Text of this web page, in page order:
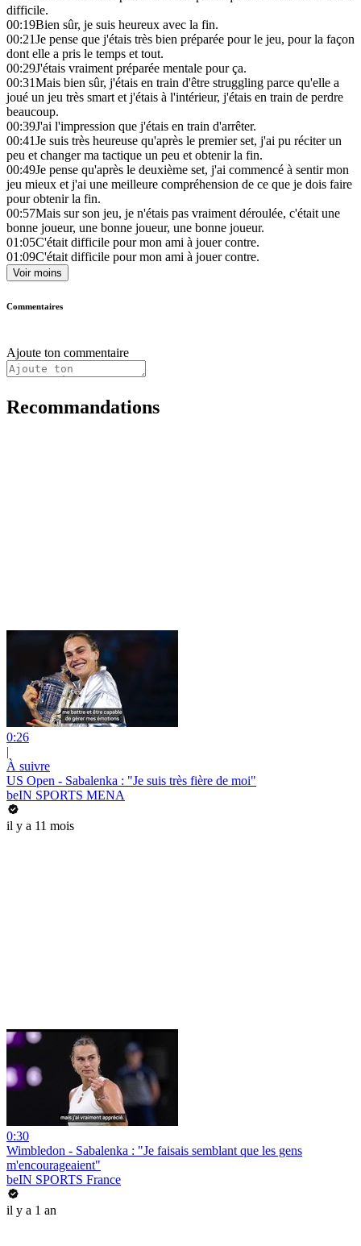
difficile.
00:19Bien sûr, je suis heureux avec la fin.
00:21Je pense que j'étais très bien préparée pour le jeu, pour la façon
dont elle a pris le temps et tout.
00:29J'étais vraiment préparée mentale pour ça.
00:31Mais bien sûr, j'étais en train d'être struggling parce qu'elle a
joué un jeu très smart et j'étais à l'intérieur, j'étais en train de perdre
beaucoup.
00:39J'ai l'impression que j'étais en train d'arrêter.
00:41Je suis très heureuse qu'après le premier set, j'ai pu réciter un
peu et changer ma tactique un peu et obtenir la fin.
00:49Je pense qu'après le deuxième set, j'ai commencé à sentir mon
jeu mieux et j'ai une meilleure compréhension de ce que je dois faire
pour obtenir la fin.
00:57Mais sur son jeu, je n'étais pas vraiment déroulée, c'était une
bonne joueur, une bonne joueur, une bonne joueur.
01:05C'était difficile pour mon ami à jouer contre.
01:09C'était difficile pour mon ami à jouer contre.
Voir moins
Commentaires
Ajoute ton commentaire
Recommandations
0:26
|
À suivre
US Open - Sabalenka : "Je suis très fière de moi"
beIN SPORTS MENA
il y a 11 mois
0:30
Wimbledon - Sabalenka : "Je faisais semblant que les gens
m'encourageaient"
beIN SPORTS France
il y a 1 an